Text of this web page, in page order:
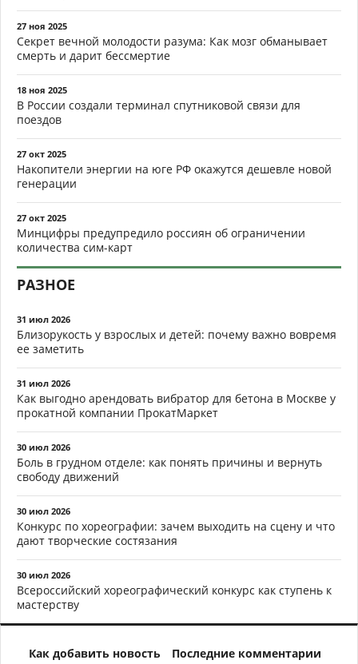
27 ноя 2025
Секрет вечной молодости разума: Как мозг обманывает
смерть и дарит бессмертие
18 ноя 2025
В России создали терминал спутниковой связи для
поездов
27 окт 2025
Накопители энергии на юге РФ окажутся дешевле новой
генерации
27 окт 2025
Минцифры предупредило россиян об ограничении
количества сим-карт
РАЗНОЕ
31 июл 2026
Близорукость у взрослых и детей: почему важно вовремя
ее заметить
31 июл 2026
Как выгодно арендовать вибратор для бетона в Москве у
прокатной компании ПрокатМаркет
30 июл 2026
Боль в грудном отделе: как понять причины и вернуть
свободу движений
30 июл 2026
Конкурс по хореографии: зачем выходить на сцену и что
дают творческие состязания
30 июл 2026
Всероссийский хореографический конкурс как ступень к
мастерству
Как добавить новость Последние комментарии